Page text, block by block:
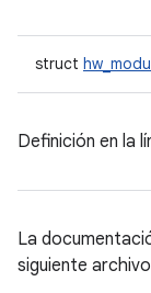
struct
Definición en la
La
siguiente